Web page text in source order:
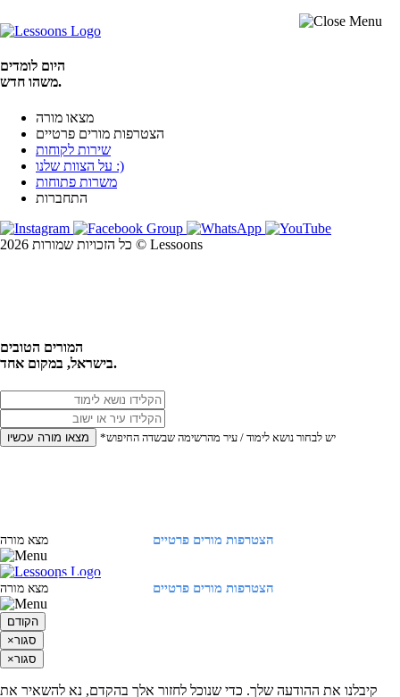
היום לומדים
משהו חדש.
מצאו מורה
הצטרפות מורים פרטיים
שירות לקוחות
על הצוות שלנו :)
משרות פתוחות
התחברות
כל הזכויות שמורות 2026 © Lessoons
המורים הטובים
בישראל, במקום אחד.
מצאו מורה עכשיו *יש לבחור נושא לימוד / עיר מהרשימה שבשדה החיפוש
הצטרפות מורים פרטיים מצא מורה
הצטרפות מורים פרטיים מצא מורה
הקודם
×סגור
×סגור
קיבלנו את ההודעה שלך. כדי שנוכל לחזור אלך בהקדם, נא להשאיר את